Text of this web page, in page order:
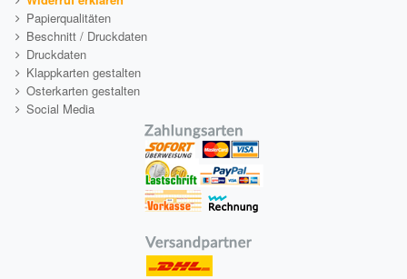
Papierqualitäten
Beschnitt / Druckdaten
Druckdaten
Klappkarten gestalten
Osterkarten gestalten
Social Media